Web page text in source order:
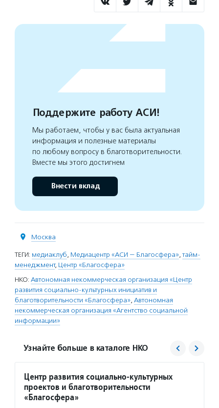
Поддержите работу АСИ!
Мы работаем, чтобы у вас была актуальная
информация и полезные материалы
по любому вопросу в благотворительности.
Вместе мы этого достигнем
Внести вклад
Москва
ТЕГИ: медиаклуб, Медиацентр «АСИ — Благосфера»,тайм-
менеджмент, Центр «Благосфера»
НКО: Автономная некоммерческая организация «Центр
развития социально-культурных инициатив и
благотворительности «Благосфера», Автономная
некоммерческая организация «Агентство социальной
информации»
Узнайте больше в каталоге НКО
Центр развития социально-культурных
проектов и благотворительности
«Благосфера»